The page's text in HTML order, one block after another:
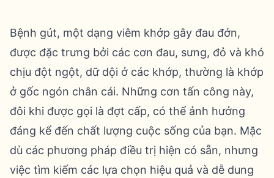
Bệnh gút, một dạng viêm khớp gây đau đớn,
được đặc trưng bởi các cơn đau, sưng, đỏ và khó
chịu đột ngột, dữ dội ở các khớp, thường là khớp
ở gốc ngón chân cái. Những cơn tấn công này,
đôi khi được gọi là đợt cấp, có thể ảnh hưởng
đáng kể đến chất lượng cuộc sống của bạn. Mặc
dù các phương pháp điều trị hiện có sẵn, nhưng
việc tìm kiếm các lựa chọn hiệu quả và dễ dung